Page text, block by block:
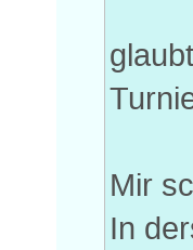
Mir
In